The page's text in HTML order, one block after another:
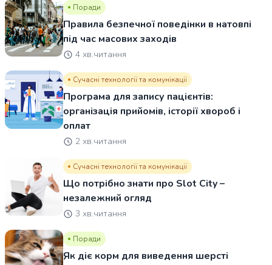
Поради
Правила безпечної поведінки в натовпі
під час масових заходів
4 хв.читання
Сучасні технології та комунікації
Програма для запису пацієнтів:
організація прийомів, історії хвороб і
оплат
2 хв.читання
Сучасні технології та комунікації
Що потрібно знати про Slot City –
незалежний огляд
3 хв.читання
Поради
Як діє корм для виведення шерсті